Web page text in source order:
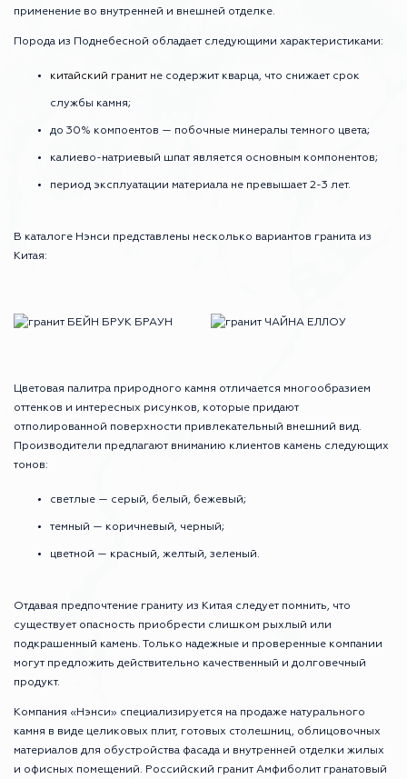
применение во внутренней и внешней отделке.
Порода из Поднебесной обладает следующими характеристиками:
китайский гранит не содержит кварца, что снижает срок
службы камня;
до 30% компоентов — побочные минералы темного цвета;
калиево-натриевый шпат является основным компонентов;
период эксплуатации материала не превышает 2-3 лет.
В каталоге Нэнси представлены несколько вариантов гранита из
Китая:
Цветовая палитра природного камня отличается многообразием
оттенков и интересных рисунков, которые придают
отполированной поверхности привлекательный внешний вид.
Производители предлагают вниманию клиентов камень следующих
тонов:
светлые — серый, белый, бежевый;
темный — коричневый, черный;
цветной — красный, желтый, зеленый.
Отдавая предпочтение граниту из Китая следует помнить, что
существует опасность приобрести слишком рыхлый или
подкрашенный камень. Только надежные и проверенные компании
могут предложить действительно качественный и долговечный
продукт.
Компания «Нэнси» специализируется на продаже натурального
камня в виде целиковых плит, готовых столешниц, облицовочных
материалов для обустройства фасада и внутренней отделки жилых
и офисных помещений. Российский гранит Амфиболит гранатовый